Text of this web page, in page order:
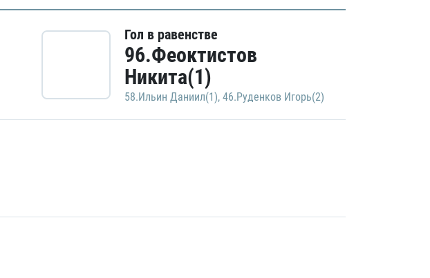
Гол в равенстве
96.Феоктистов
Никита(1)
58.Ильин Даниил(1), 46.Руденков Игорь(2)